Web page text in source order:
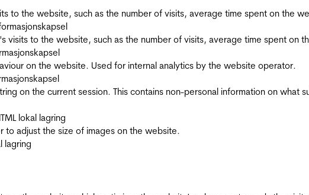
to the website, such as the number of visits, average time spent on the
visits to the website, such as the number of visits, average time spent on
on the website. Used for internal analytics by the website operator.
on the current session. This contains non-personal information on
lokal lagring
to adjust the size of images on the website.
lagring